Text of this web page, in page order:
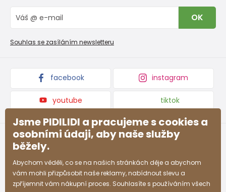
Vrácení zboží a reklamace
Reklamační řád
Blog
Velkoobchod PiDiLiDi
Affiliate program
Kolekce zboží
OK
Souhlas se zasíláním newsletteru
facebook instagram
youtube tiktok
Jsme PIDILIDI a pracujeme s cookies a
osobními údaji, aby naše služby
běžely.
Abychom věděli, co se na našich stránkách děje a abychom
vám mohli přizpůsobit naše reklamy, nabídnout slevu a
zpříjemnit vám nákupní proces. Souhlasíte s používáním všech